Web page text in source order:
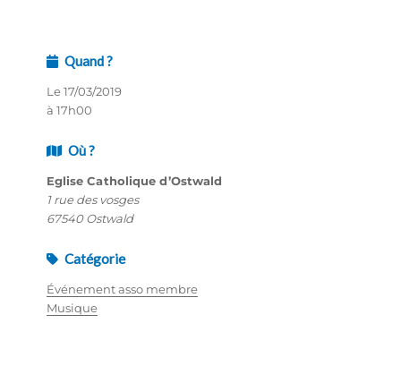
Quand ?
Le 17/03/2019
à 17h00
Où ?
Eglise Catholique d’Ostwald
1 rue des vosges
67540 Ostwald
Catégorie
Événement asso membre
Musique